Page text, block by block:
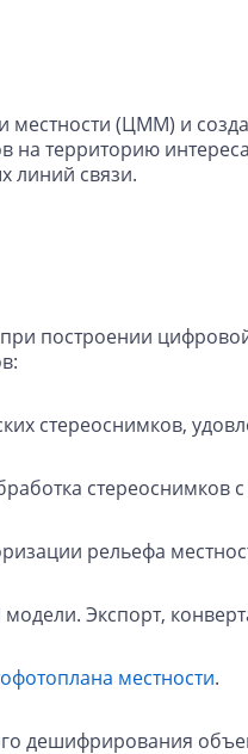
местности (ЦММ) и
на территорию
линий связи.
построении
стереоснимков,
стереоснимков
рельефа
Экспорт,
местности.
дешифрирования